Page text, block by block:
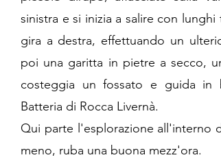
sinistra e si inizia a salire con
gira a destra, effettuando un
poi una garitta in pietre a secco,
costeggia un fossato e guida in
Batteria di Rocca Livernà.
Qui parte l'esplorazione all'interno
meno, ruba una buona mezz'ora.